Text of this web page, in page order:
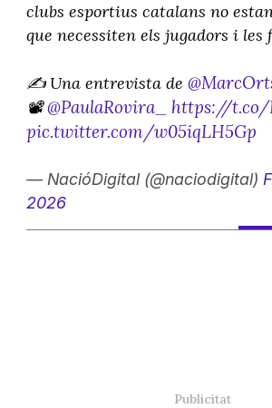
clubs esportius catalans no
que necessiten els jugadors i les
✍️ Una entrevista de
📽️@PaulaRovira_
https://t.co/
pic.twitter.com/w05iqLH5Gp
— NacióDigital (@naciodigital)
2026